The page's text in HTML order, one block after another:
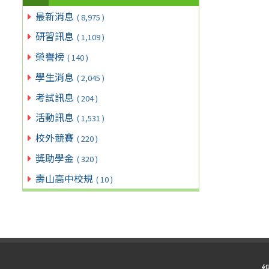
最新消息 ( 8,975 )
研習訊息 ( 1,109 )
榮譽榜 ( 140 )
學生消息 ( 2,045 )
考試訊息 ( 204 )
活動訊息 ( 1,531 )
校外競賽 ( 220 )
獎助學金 ( 320 )
壽山高中校規 ( 10 )